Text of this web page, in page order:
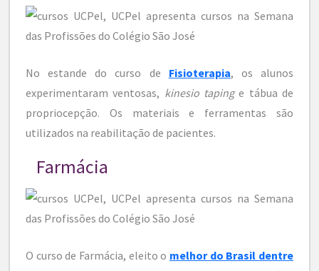
No estande do curso de Fisioterapia, os alunos
experimentaram ventosas, kinesio tapinge tábua de
propriocepção. Os materiais e ferramentas são
utilizados na reabilitação de pacientes.
Farmácia
O curso de Farmácia, eleito o melhor do Brasil dentre